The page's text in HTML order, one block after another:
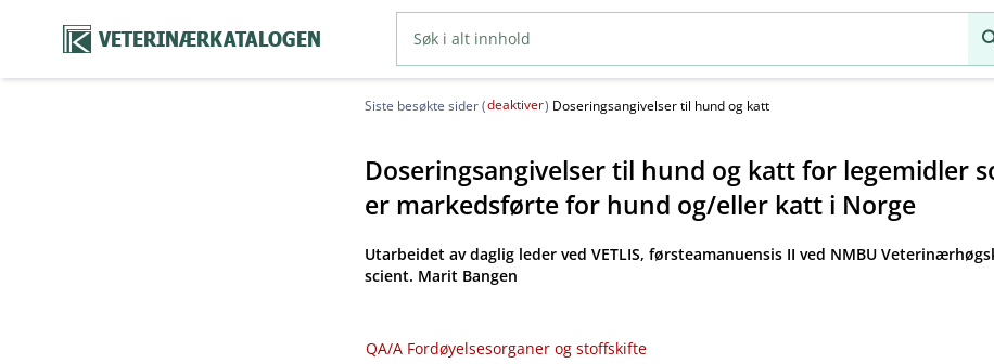
VETERINÆRKATALOGEN
Siste besøkte sider (deaktiver) Doseringsangivelser til hund og katt
Doseringsangivelser til hund og katt for legemidler
er markedsførte for hund og​/​eller katt i Norge
Utarbeidet av daglig leder ved VETLIS, førsteamanuensis II ved NMBU
scient. Marit Bangen
QA​/​A Fordøyelsesorganer og stoffskifte